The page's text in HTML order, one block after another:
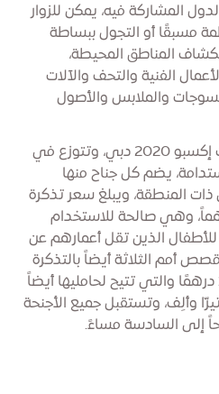
المشاركة فيه، يمكن للزوار
مسبقًا أو التجول ببساطة
المناطق المحيطة،
الفنية والتحف والآلات
والملابس والأصول
تُجسد أجنحة قصص أمم إرث إكسبو 2020 دبي، وتتوزع في
يضم كل جناح منها
المنطقة، ويبلغ سعر تذكرة
الثلاثة 50 درهماً، وهي صالحة للاستخدام
الذين تقل أعمارهم عن
قصص أمم الثلاثة أيضاً بالتذكرة
المميزة التي يبلع ثمنها 120 درهمًا والتي تتيح لحامليها أيضاً
تيرّا وألِف، وتستقبل جميع الأجنحة
إلى السادسة مساءً.